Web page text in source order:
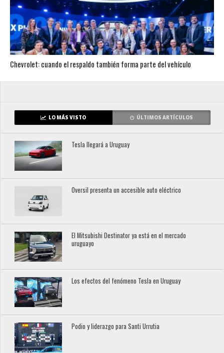
Chevrolet: cuando el respaldo también forma parte del vehículo
LO MÁS VISTO ÚLTIMOS ARTÍCULOS
Tesla llegará a Uruguay
Oversil presenta un accesible auto eléctrico
El Mitsubishi Destinator ya está en el mercado
uruguayo
Los efectos del fenómeno Tesla en Uruguay
Podio y liderazgo para Santi Urrutia